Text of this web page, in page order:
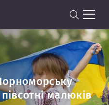
малюків